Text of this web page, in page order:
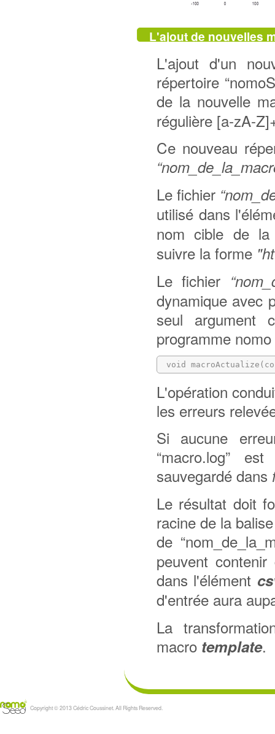
L'ajout de nouvelles
L'ajout d'un
répertoire
de la nouvelle
régulière [a-zA-
Ce nouveau
Le fichier
utilisé dans
nom cible de la
suivre la forme
Le fichier
dynamique avec
seul argument
programme
void
L'opération
les erreurs
Si aucune
“macro.log”
sauvegardé dans
Le résultat doit
racine de la
de
peuvent
dans l'élément
d'entrée aura
La
macro template.
Copyright © 2013 Cédric Coussinet. All Rights Reserved.